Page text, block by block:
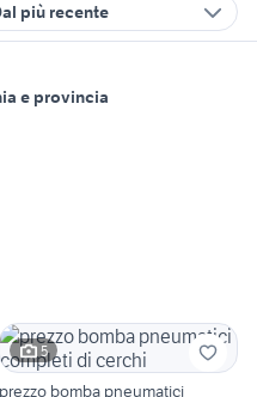
più recente
e provincia
5
prezzo bomba pneumatici